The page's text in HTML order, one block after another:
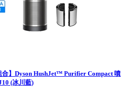
合】Dyson HushJet™ Purifier Compact 噴
(冰川藍)